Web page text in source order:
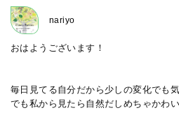
nariyo
おはようございます！
毎日見てる自分だから少しの変化でも
でも私から見たら自然だしめちゃかわい